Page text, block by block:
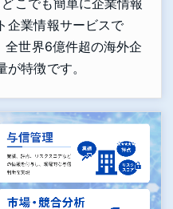
こでも簡単に企業情報
企業情報サービスで
世界6億件超の海外企
特徴です。